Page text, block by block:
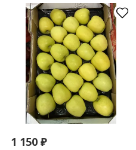
1 150₽